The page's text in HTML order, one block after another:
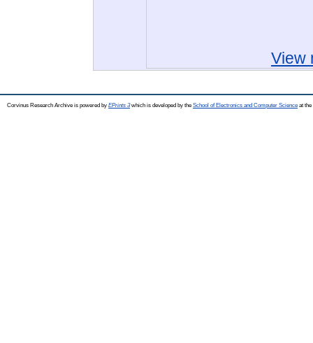
View
Corvinus Research Archive is powered by EPrints 3which is developed by the School of Electronics and Computer Science at